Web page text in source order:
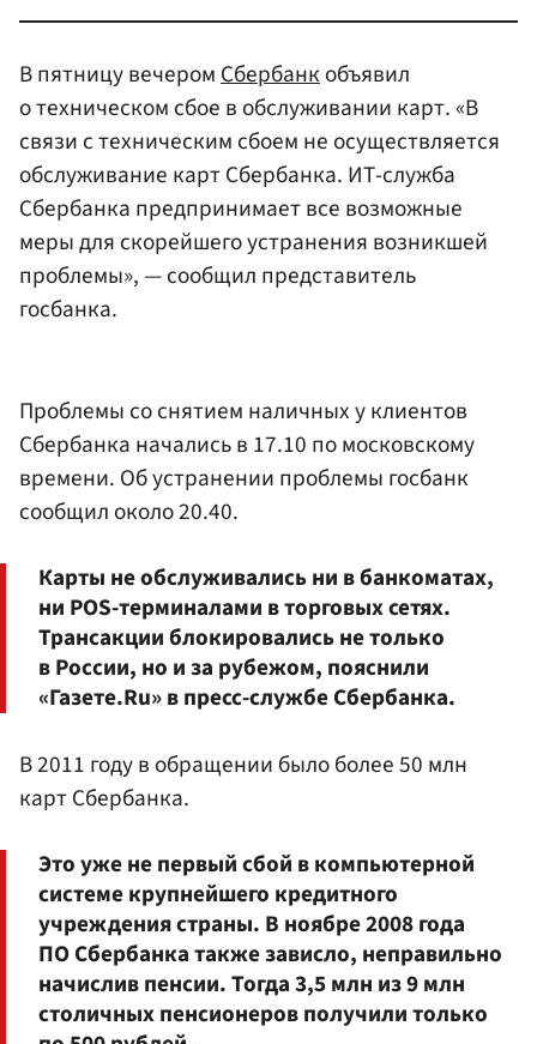
В пятницу вечеромСбербанкобъявил
о техническом сбое в обслуживании карт. «В
связи с техническим сбоем не осуществляется
обслуживание карт Сбербанка. ИТ-служба
Сбербанка предпринимает все возможные
меры для скорейшего устранения возникшей
проблемы», — сообщил представитель
госбанка.
Проблемы со снятием наличных у клиентов
Сбербанка начались в 17.10 по московскому
времени. Об устранении проблемы госбанк
сообщил около 20.40.
Карты не обслуживались ни в банкоматах,
ни POS-терминалами в торговых сетях.
Трансакции блокировались не только
в Росcии, но и за рубежом, пояснили
«Газете.Ru» в пресс-службе Сбербанка.
В 2011 году в обращении было более 50 млн
карт Сбербанка.
Это уже не первый сбой в компьютерной
системе крупнейшего кредитного
учреждения страны. В ноябре 2008 года
ПО Cбербанка также зависло, неправильно
начислив пенсии. Тогда 3,5 млн из 9 млн
столичных пенсионеров получили только